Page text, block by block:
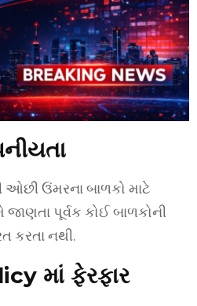
ઓછી ઉંમરના બાળકો માટે
પૂર્વક કોઈ બાળકોની
કરતા નથી.
માં ફેરફાર